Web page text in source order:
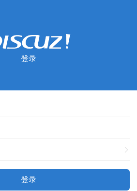
登录
登录